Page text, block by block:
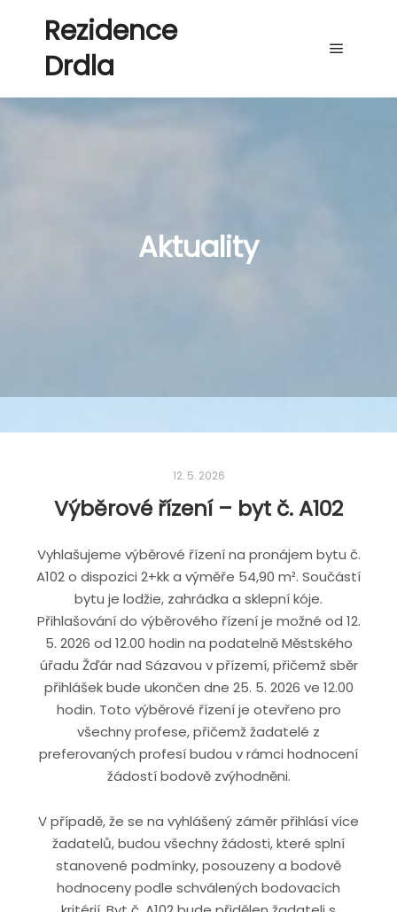
Rezidence
Drdla
Aktuality
12. 5. 2026
Výběrové řízení – byt č. A102
Vyhlašujeme výběrové řízení na pronájem bytu č.
A102 o dispozici 2+kk a výměře 54,90 m². Součástí
bytu je lodžie, zahrádka a sklepní kóje.
Přihlašování do výběrového řízení je možné od 12.
5. 2026 od 12.00 hodin na podatelně Městského
úřadu Žďár nad Sázavou v přízemí, přičemž sběr
přihlášek bude ukončen dne 25. 5. 2026 ve 12.00
hodin. Toto výběrové řízení je otevřeno pro
všechny profese, přičemž žadatelé z
preferovaných profesí budou v rámci hodnocení
žádostí bodově zvýhodněni.
V případě, že se na vyhlášený záměr přihlásí více
žadatelů, budou všechny žádosti, které splní
stanovené podmínky, posouzeny a bodově
hodnoceny podle schválených bodovacích